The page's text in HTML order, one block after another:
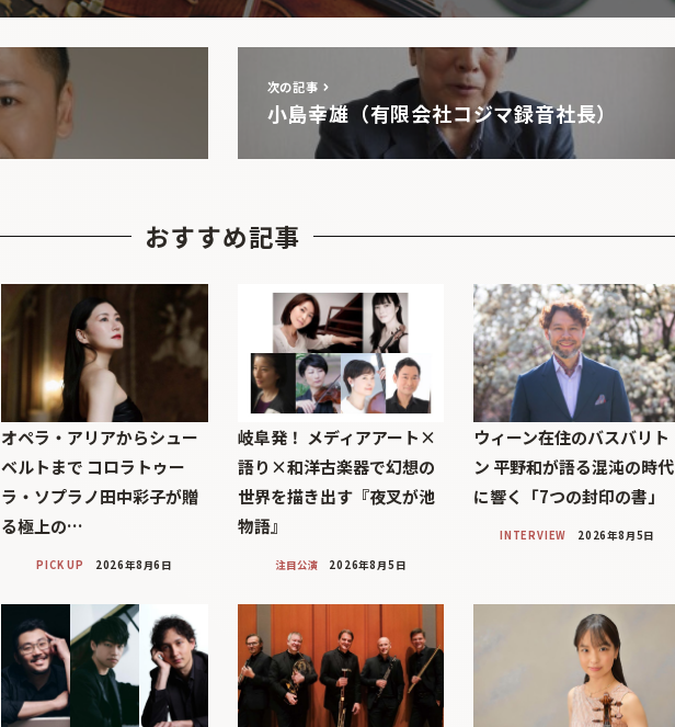
次の記事
小島幸雄（有限会社コジマ録音社長）
おすすめ記事
オペラ・アリアからシュー
ベルトまで コロラトゥー
ラ・ソプラノ田中彩子が贈
る極上の…
PICK UP 2026年8月6日
岐阜発！ メディアアート×
語り×和洋古楽器で幻想の
世界を描き出す『夜叉が池
物語』
注目公演 2026年8月5日
ウィーン在住のバスバリト
ン 平野和が語る混沌の時代
に響く「7つの封印の書」
INTERVIEW 2026年8月5日